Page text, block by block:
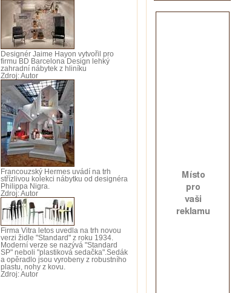
Designér Jaime Hayon vytvořil pro
firmu BD Barcelona Design lehký
zahradní nábytek z hliníku
Zdroj: Autor
Francouzský Hermes uvádí na trh
střízlivou kolekci nábytku od designéra
Philippa Nigra.
Zdroj: Autor
Firma Vitra letos uvedla na trh novou
verzi židle "Standard" z roku 1934.
Moderní verze se nazývá "Standard
SP" neboli "plastiková sedačka".Sedák
a opěradlo jsou vyrobeny z robustního
plastu, nohy z kovu.
Zdroj: Autor